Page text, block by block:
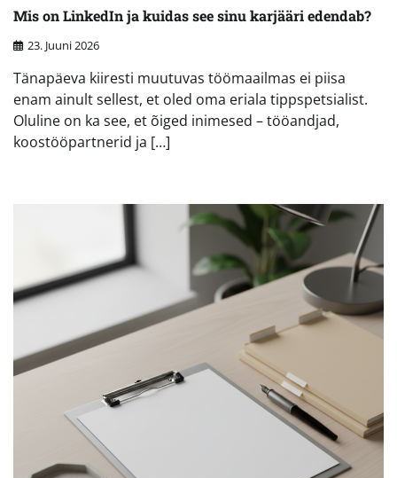
Mis on LinkedIn ja kuidas see sinu karjääri edendab?
23. Juuni 2026
Tänapäeva kiiresti muutuvas töömaailmas ei piisa
enam ainult sellest, et oled oma eriala tippspetsialist.
Oluline on ka see, et õiged inimesed – tööandjad,
koostööpartnerid ja […]